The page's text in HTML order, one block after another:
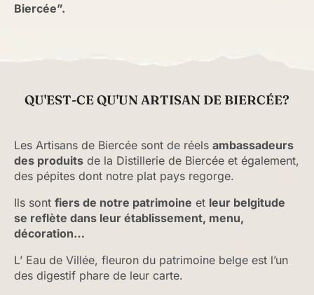
Biercée”.
QU'EST-CE QU'UN ARTISAN DE BIERCÉE?
Les Artisans de Biercée sont de réels ambassadeurs
des produits de la Distillerie de Biercée et également,
des pépites dont notre plat pays regorge.
Ils sont fiers de notre patrimoine et leur belgitude
se reflète dans leur établissement, menu,
décoration…
L’ Eau de Villée, fleuron du patrimoine belge est l’un
des digestif phare de leur carte.